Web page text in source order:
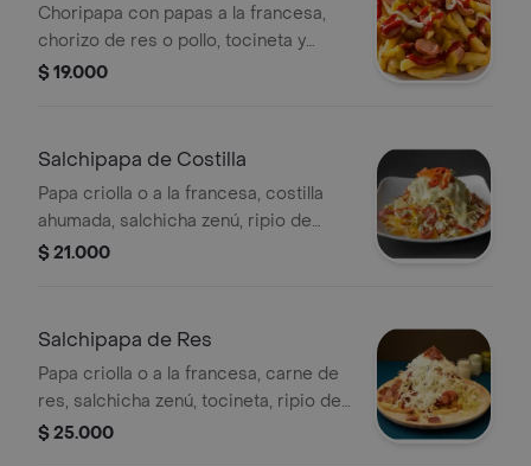
Choripapa con papas a la francesa,
chorizo de res o pollo, tocineta y
lechuga. Incluye salsas visibles.
$ 19.000
Salchipapa de Costilla
Papa criolla o a la francesa, costilla
ahumada, salchicha zenú, ripio de
papa, tocineta y lechuga, con salsa y
$ 21.000
Salchipapa de Res
Papa criolla o a la francesa, carne de
res, salchicha zenú, tocineta, ripio de
papa y lechuga.
$ 25.000